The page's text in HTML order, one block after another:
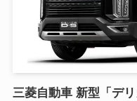
三菱自動車 新型「デ